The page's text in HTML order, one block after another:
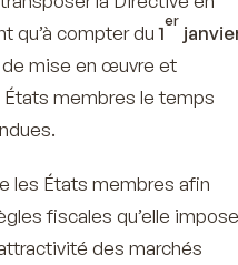
qu’à compter du1
er
de mise en œuvre et
États membres le temps
les États membres afin
fiscales qu’elle
des marchés